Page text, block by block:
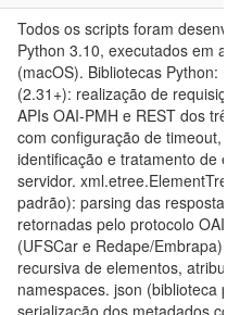
Todos os scripts foram
Python 3.10, executados em
(macOS). Bibliotecas Python:
(2.31+): realização de
APIs OAI-PMH e REST dos
com configuração de timeout,
identificação e tratamento de
servidor.
padrão): parsing das respostas
retornadas pelo protocolo OAI-
(UFSCar e Redape/Embrapa),
recursiva de elementos,
namespaces. json (biblioteca
serialização dos metadados